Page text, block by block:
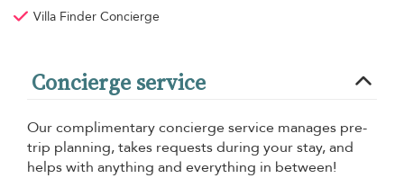
Villa Finder Concierge
Concierge service
Our complimentary concierge service manages pre-
trip planning, takes requests during your stay, and
helps with anything and everything in between!